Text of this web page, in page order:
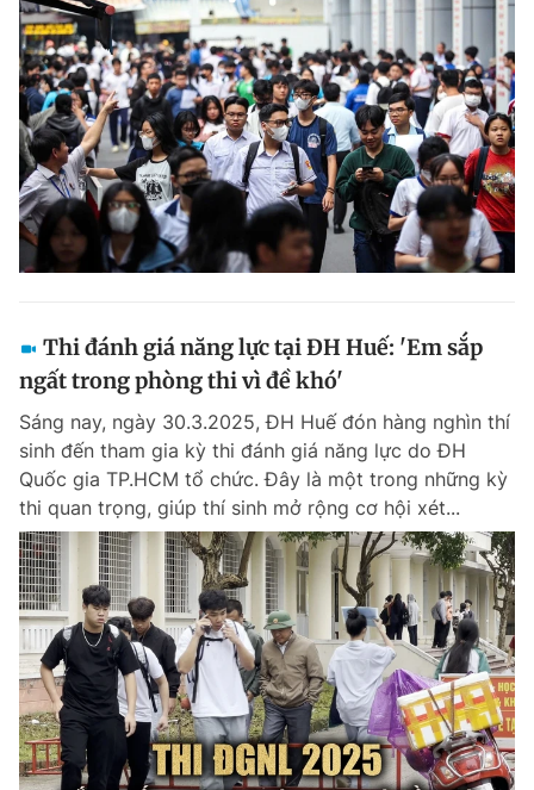
Theo dõi báo trên
Hotline
0906 645 777
Liên hệ quảng cáo
0908 780 404
Đặt báo Quảng cáo RSS Tòa soạn Chính sách bảo
Tổng biên tập: Nguyễn Ngọc Toàn
Tổng thư ký tòa soạn: Đức Trung
Giấy phép xuất bản số 110/GP - BTTTT cấp ngày 24.3.2020
© 2003-2026 Bản quyền thuộc về Báo Thanh Niên. Cấm sao chép
dưới mọi hình thức nếu không có sự chấp thuận bằng văn bản.
Phát triển bởi ePi Technologies, JSC.
Thi đánh giá năng lực tại ĐH Huế: 'Em sắp
ngất trong phòng thi vì đề khó'
Sáng nay, ngày 30.3.2025, ĐH Huế đón hàng nghìn thí
sinh đến tham gia kỳ thi đánh giá năng lực do ĐH
Quốc gia TP.HCM tổ chức. Đây là một trong những kỳ
thi quan trọng, giúp thí sinh mở rộng cơ hội xét...